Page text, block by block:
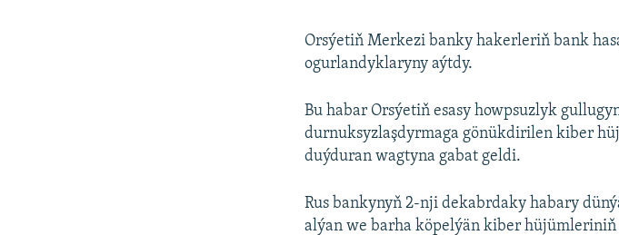
Orsýetiň Merkezi banky hakerleriň bank
ogurlandyklaryny aýtdy.
Bu habar Orsýetiň esasy howpsuzlyk
durnuksyzlaşdyrmaga gönükdirilen kiber
duýduran wagtyna gabat geldi.
Rus bankynyň 2-nji dekabrdaky habary
alýan we barha köpelýän kiber hüjümleriniň